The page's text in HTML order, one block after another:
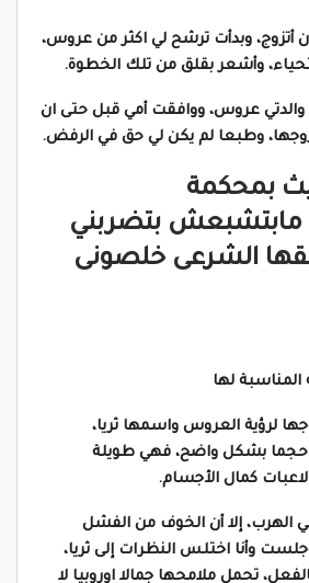
أتزوج، وبدأت ترشح لي اكثر من عروس،
وأشعر بقلق من تلك الخطوة.
عروس، ووافقت أمي قبل حتى ان
وطبعا لم يكن لي حق في الرفض.
بمحكمة
مابتشبعش بتضربني
الشرعى خلصونى
المناسبة لها
لرؤية العروس واسمها ثريا،
حجما بشكل واضح، فهي طويلة
كمال الأجسام.
الهرب، إلا أن الخوف من الفشل
وأنا اختلس النظرات إلى ثريا،
تحمل ملامحها جمالا اوروبيا لا